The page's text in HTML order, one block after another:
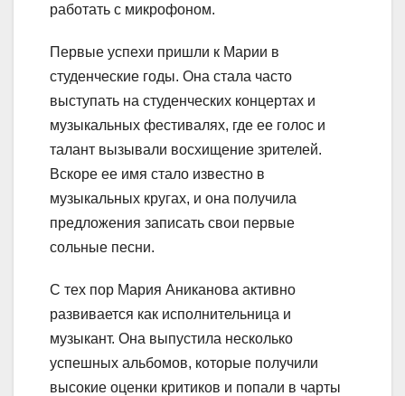
работать с микрофоном.
Первые успехи пришли к Марии в
студенческие годы. Она стала часто
выступать на студенческих концертах и
музыкальных фестивалях, где ее голос и
талант вызывали восхищение зрителей.
Вскоре ее имя стало известно в
музыкальных кругах, и она получила
предложения записать свои первые
сольные песни.
С тех пор Мария Аниканова активно
развивается как исполнительница и
музыкант. Она выпустила несколько
успешных альбомов, которые получили
высокие оценки критиков и попали в чарты